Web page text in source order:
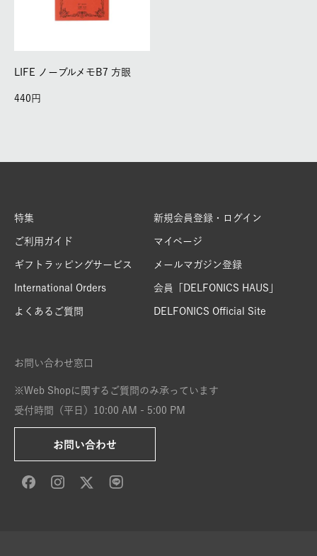
LIFE ノーブルメモB7 方眼
440
特集
ご利用ガイド
ギフトラッピングサービス
International Orders
よくあるご質問
新規会員登録・ログイン
マイページ
メールマガジン登録
会員「DELFONICS HAUS」
DELFONICS Official Site
お問い合わせ窓口
※Web Shopに関するご質問のみ承っています
受付時間（平日）10:00 AM - 5:00 PM
お問い合わせ